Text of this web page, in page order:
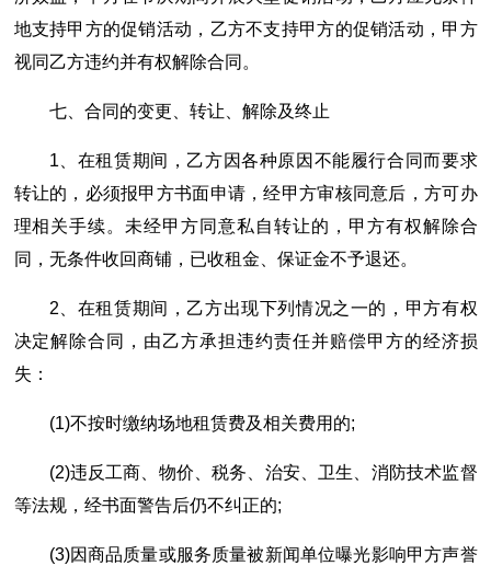
地支持甲方的促销活动，乙方不支持甲方的促销活动，甲方
视同乙方违约并有权解除合同。
七、合同的变更、转让、解除及终止
1、在租赁期间，乙方因各种原因不能履行合同而要求
转让的，必须报甲方书面申请，经甲方审核同意后，方可办
理相关手续。未经甲方同意私自转让的，甲方有权解除合
同，无条件收回商铺，已收租金、保证金不予退还。
2、在租赁期间，乙方出现下列情况之一的，甲方有权
决定解除合同，由乙方承担违约责任并赔偿甲方的经济损
失：
(1)不按时缴纳场地租赁费及相关费用的;
(2)违反工商、物价、税务、治安、卫生、消防技术监督
等法规，经书面警告后仍不纠正的;
(3)因商品质量或服务质量被新闻单位曝光影响甲方声誉